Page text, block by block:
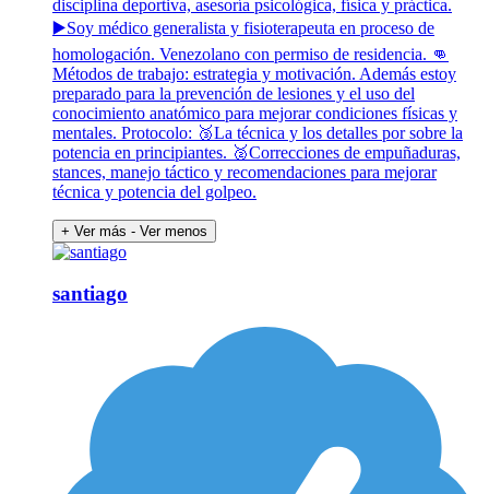
disciplina deportiva, asesoría psicológica, física y práctica.
▶️Soy médico generalista y fisioterapeuta en proceso de
homologación. Venezolano con permiso de residencia. 👊
Métodos de trabajo: estrategia y motivación. Además estoy
preparado para la prevención de lesiones y el uso del
conocimiento anatómico para mejorar condiciones físicas y
mentales. Protocolo: 🥉La técnica y los detalles por sobre la
potencia en principiantes. 🥈Correcciones de empuñaduras,
stances, manejo táctico y recomendaciones para mejorar
técnica y potencia del golpeo.
+ Ver más - Ver menos
santiago